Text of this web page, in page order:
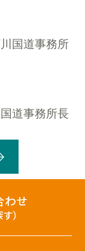
国道事務所
道事務所長
わせ
）